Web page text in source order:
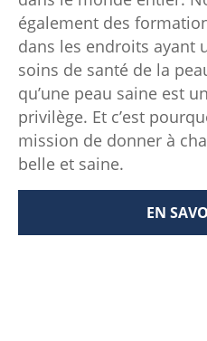
également des
dans les endroits ayant
soins de santé de la
qu’une peau saine est
privilège. Et c’est
mission de donner à
belle et saine.
EN